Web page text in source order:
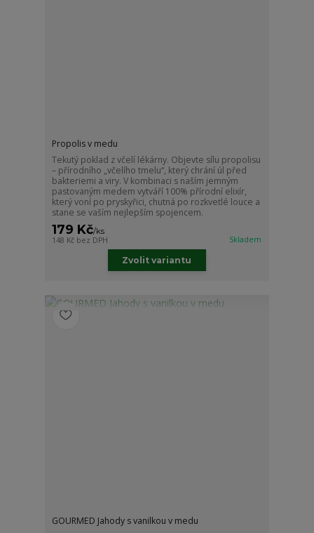
Propolis v medu
Tekutý poklad z včelí lékárny. Objevte sílu propolisu
– přírodního „včelího tmelu“, který chrání úl před
bakteriemi a viry. V kombinaci s naším jemným
pastovaným medem vytváří 100% přírodní elixír,
který voní po pryskyřici, chutná po rozkvetlé louce a
stane se vaším nejlepším spojencem.
179 Kč/ks
148 Kč bez DPH Skladem
Zvolit variantu
GOURMED Jahody s vanilkou v medu